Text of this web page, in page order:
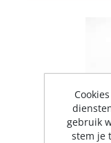
gebruik
stem je